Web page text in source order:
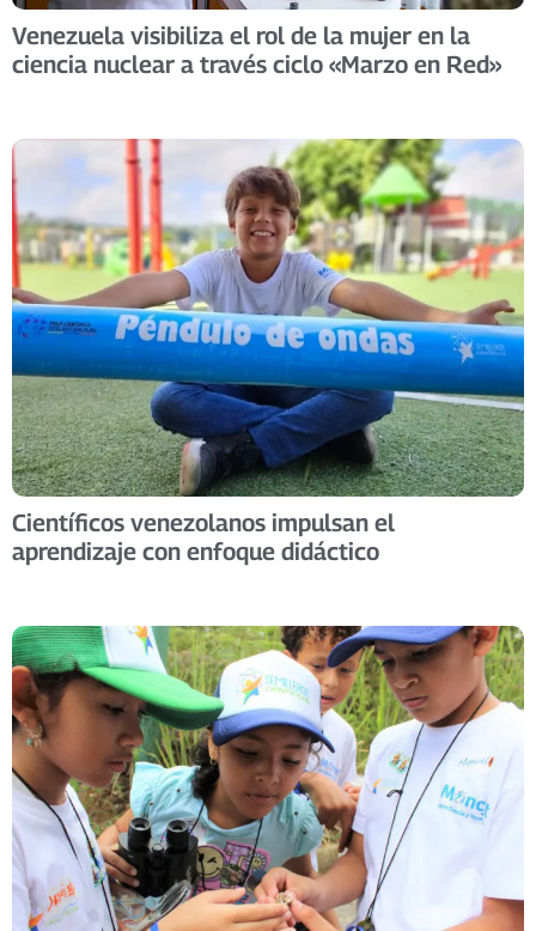
Venezuela visibiliza el rol de la mujer en la
ciencia nuclear a través ciclo «Marzo en Red»
Científicos venezolanos impulsan el
aprendizaje con enfoque didáctico